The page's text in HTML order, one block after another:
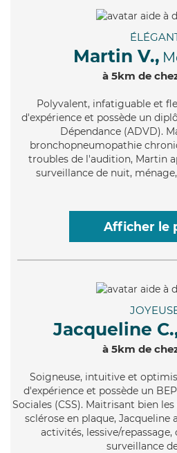
Martin V.,
à 5km de
Polyvalent, infatiguable et
d'expérience et possède un
Dépendance (ADVD).
bronchopneumopathie
troubles de l'audition, Martin
surveillance de nuit,
Afficher le
Jacqueline
à 5km de
Soigneuse, intuitive et
d'expérience et possède un
Sociales (CSS). Maitrisant bien
sclérose en plaque, Jacqueline
activités, lessive/
surveillance